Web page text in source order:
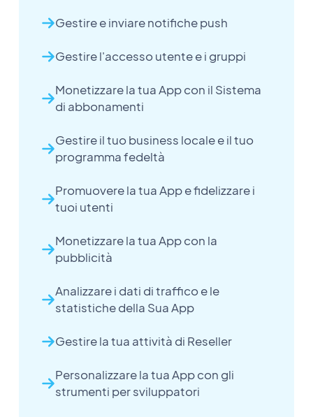
Gestire e inviare notifiche push
Gestire l'accesso utente e i gruppi
Monetizzare la tua App con il Sistema
di abbonamenti
Gestire il tuo business locale e il tuo
programma fedeltà
Promuovere la tua App e fidelizzare i
tuoi utenti
Monetizzare la tua App con la
pubblicità
Analizzare i dati di traffico e le
statistiche della Sua App
Gestire la tua attività di Reseller
Personalizzare la tua App con gli
strumenti per sviluppatori